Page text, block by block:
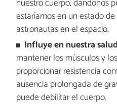
nuestro cuerpo, dándonos
estaríamos en un estado
astronautas en el espacio.
Influye en nuestra
mantener los músculos y
proporcionar resistencia
ausencia prolongada de
puede debilitar el cuerpo.